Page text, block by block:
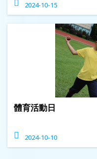
2024-10-15
體育活動日
2024-10-10